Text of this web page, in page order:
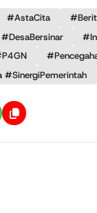
#AstaCita
#DesaBersinar
#SinergiPemerintah